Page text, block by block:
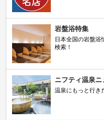
岩盤浴特集
日本全国の岩盤浴
検索！
ニフティ温泉ニ
温泉にもっと行き